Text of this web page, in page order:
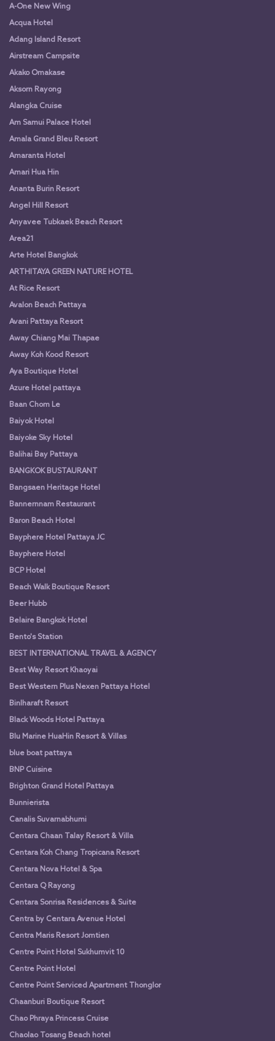
A-One New Wing
Acqua Hotel
Adang Island Resort
Airstream Campsite
Akako Omakase
Aksorn Rayong
Alangka Cruise
Am Samui Palace Hotel
Amala Grand Bleu Resort
Amaranta Hotel
Amari Hua Hin
Ananta Burin Resort
Angel Hill Resort
Anyavee Tubkaek Beach Resort
Area21
Arte Hotel Bangkok
ARTHITAYA GREEN NATURE HOTEL
At Rice Resort
Avalon Beach Pattaya
Avani Pattaya Resort
Away Chiang Mai Thapae
Away Koh Kood Resort
Aya Boutique Hotel
Azure Hotel pattaya
Baan Chom Le
Baiyok Hotel
Baiyoke Sky Hotel
Balihai Bay Pattaya
BANGKOK BUSTAURANT
Bangsaen Heritage Hotel
Bannernnam Restaurant
Baron Beach Hotel
Bayphere Hotel Pattaya JC
Bayphere Hotel
BCP Hotel
Beach Walk Boutique Resort
Beer Hubb
Belaire Bangkok Hotel
Bento's Station
BEST INTERNATIONAL TRAVEL & AGENCY
Best Way Resort Khaoyai
Best Western Plus Nexen Pattaya Hotel
Binlharaft Resort
Black Woods Hotel Pattaya
Blu Marine HuaHin Resort & Villas
blue boat pattaya
BNP Cuisine
Brighton Grand Hotel Pattaya
Bunnierista
Canalis Suvarnabhumi
Centara Chaan Talay Resort & Villa
Centara Koh Chang Tropicana Resort
Centara Nova Hotel & Spa
Centara Q Rayong
Centara Sonrisa Residences & Suite
Centra by Centara Avenue Hotel
Centra Maris Resort Jomtien
Centre Point Hotel Sukhumvit 10
Centre Point Hotel
Centre Point Serviced Apartment Thonglor
Chaanburi Boutique Resort
Chao Phraya Princess Cruise
Chaolao Tosang Beach hotel